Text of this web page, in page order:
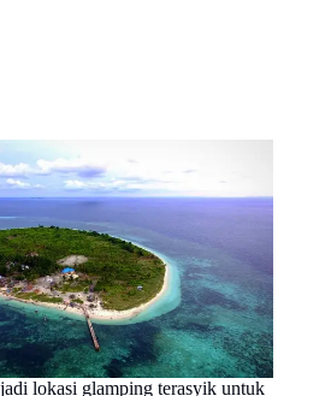
lokasi glamping terasyik untuk